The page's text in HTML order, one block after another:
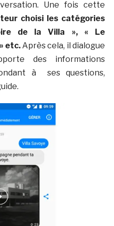
Une fois cette
choisi les catégories
de la Villa », « Le
etc.Après cela, il dialogue
des informations
à ses questions,